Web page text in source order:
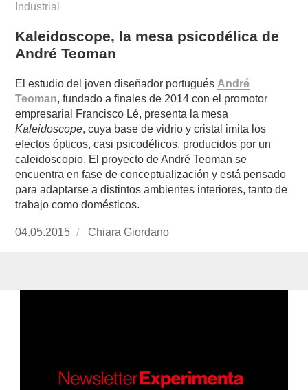
Industrial
Kaleidoscope, la mesa psicodélica de
André Teoman
El estudio del joven diseñador portugués André
Teoman, fundado a finales de 2014 con el promotor
empresarial Francisco Lé, presenta la mesa
Kaleidoscope, cuya base de vidrio y cristal imita los
efectos ópticos, casi psicodélicos, producidos por un
caleidoscopio. El proyecto de André Teoman se
encuentra en fase de conceptualización y está pensado
para adaptarse a distintos ambientes interiores, tanto de
trabajo como domésticos.
Publicado
04.05.2015
https://www.experimenta.es/author/chiara-
Chiara Giordano